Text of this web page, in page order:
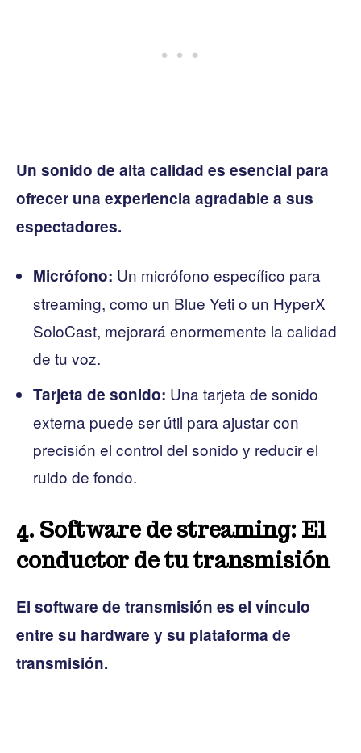
Un sonido de alta calidad es esencial para
ofrecer una experiencia agradable a sus
espectadores.
Micrófono: Un micrófono específico para
streaming, como un Blue Yeti o un HyperX
SoloCast, mejorará enormemente la calidad
de tu voz.
Tarjeta de sonido: Una tarjeta de sonido
externa puede ser útil para ajustar con
precisión el control del sonido y reducir el
ruido de fondo.
4. Software de streaming: El
conductor de tu transmisión
El software de transmisión es el vínculo
entre su hardware y su plataforma de
transmisión.